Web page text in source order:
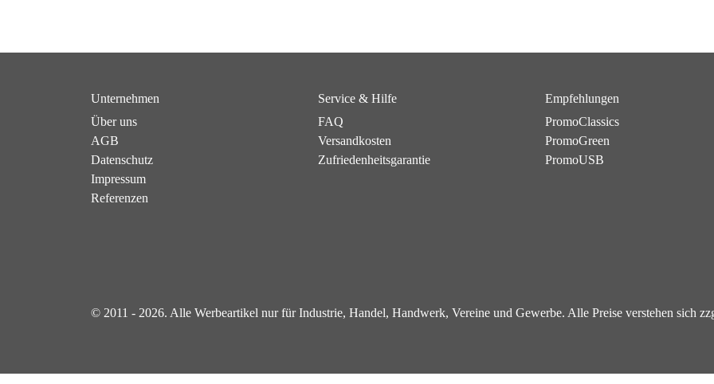
Unternehmen
Über uns
AGB
Datenschutz
Impressum
Referenzen
Service & Hilfe
FAQ
Versandkosten
Zufriedenheitsgarantie
Empfehlungen
PromoClassics
PromoGreen
PromoUSB
© 2011 - 2026. Alle Werbeartikel nur für Industrie, Handel, Handwerk, Vereine und Gewerbe. Alle Preise verstehen sich